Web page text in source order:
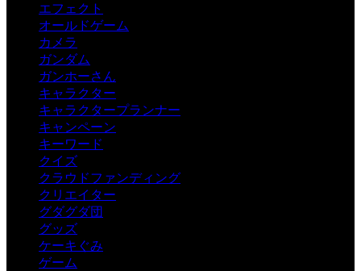
エフェクト
オールドゲーム
カメラ
ガンダム
ガンホーさん
キャラクター
キャラクタープランナー
キャンペーン
キーワード
クイズ
クラウドファンディング
クリエイター
グダグダ団
グッズ
ケーキぐみ
ゲーム